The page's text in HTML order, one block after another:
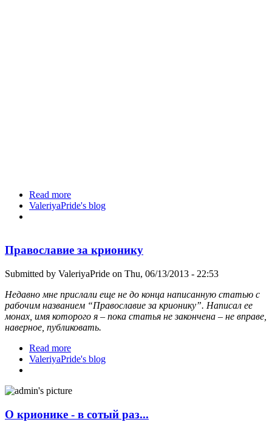
Read more
ValeriyaPride's blog
Православие за крионику
Submitted by ValeriyaPride on Thu, 06/13/2013 - 22:53
Недавно мне прислали еще не до конца написанную статью с
рабочим названием “Православие за крионику”. Написал ее
монах, имя которого я – пока статья не закончена – не вправе,
наверное, публиковать.
Read more
ValeriyaPride's blog
О крионике - в сотый раз...